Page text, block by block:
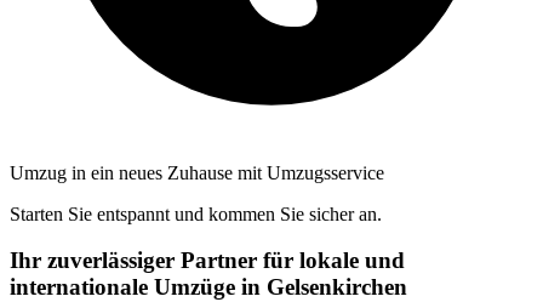
Umzug in ein neues Zuhause mit Umzugsservice
Starten Sie entspannt und kommen Sie sicher an.
Ihr zuverlässiger Partner für lokale und
internationale Umzüge in Gelsenkirchen